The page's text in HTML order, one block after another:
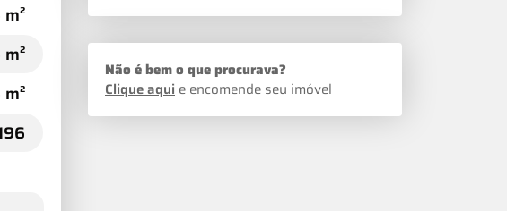
Não é bem o que procurava?
Clique aqui e encomende seu imóvel